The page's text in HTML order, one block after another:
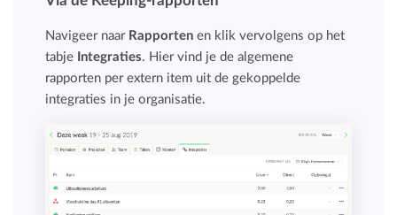
Navigeer naar Rapporten en klik vervolgens op het
tabje Integraties. Hier vind je de algemene
rapporten per extern item uit de gekoppelde
integraties in je organisatie.